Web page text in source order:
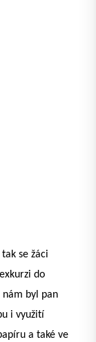
se žáci
do
nám byl pan
i využití
a také ve